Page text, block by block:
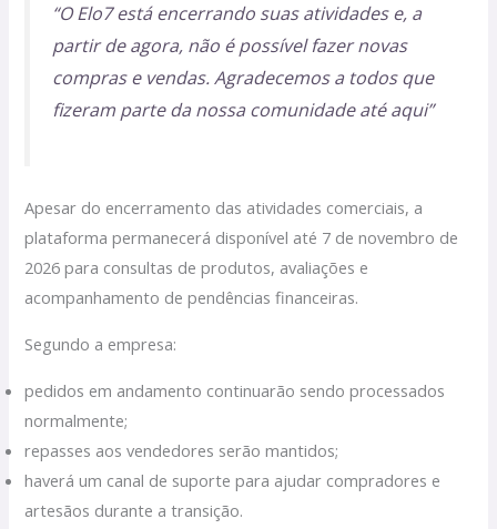
“O Elo7 está encerrando suas atividades e, a
partir de agora, não é possível fazer novas
compras e vendas. Agradecemos a todos que
fizeram parte da nossa comunidade até aqui”
Apesar do encerramento das atividades comerciais, a
plataforma permanecerá disponível até 7 de novembro de
2026 para consultas de produtos, avaliações e
acompanhamento de pendências financeiras.
Segundo a empresa:
pedidos em andamento continuarão sendo processados
normalmente;
repasses aos vendedores serão mantidos;
haverá um canal de suporte para ajudar compradores e
artesãos durante a transição.